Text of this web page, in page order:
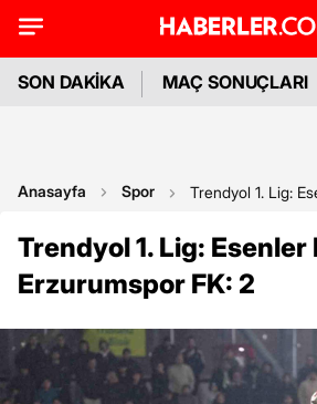
SON DAKİKA MAÇ SONUÇLARI
Anasayfa Spor Trendyol 1. Lig:
Trendyol 1. Lig:
Erzurumspor FK: 2